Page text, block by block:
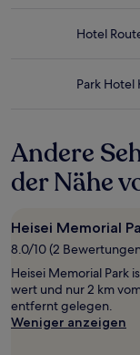
Hotel
Park Hotel
Andere
der Nähe
Heisei Memorial
8.0/10 (2
Heisei Memorial Park
wert und nur 2 km
entfernt gelegen.
Weniger anzeigen